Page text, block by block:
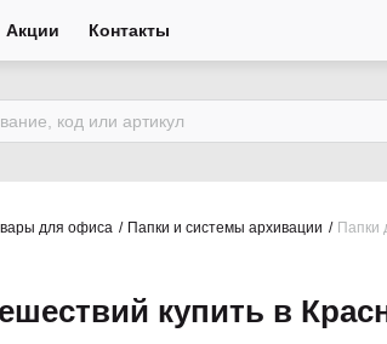
Акции Контакты
для офиса Папки и системы архивации Папки
купить в